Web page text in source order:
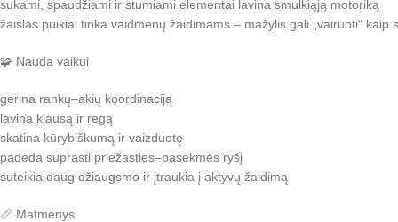
sukami, spaudžiami ir stumiami elementai lavina smulkiąją motoriką
žaislas puikiai tinka vaidmenų žaidimams – mažylis gali „vairuoti“ kaip
🧩 Nauda vaikui
gerina rankų–akių koordinaciją
lavina klausą ir regą
skatina kūrybiškumą ir vaizduotę
padeda suprasti priežasties–pasekmės ryšį
suteikia daug džiaugsmo ir įtraukia į aktyvų žaidimą
📏 Matmenys